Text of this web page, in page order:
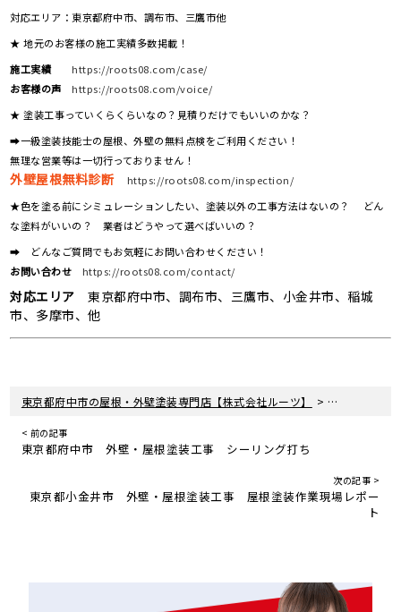
対応エリア：東京都府中市、調布市、三鷹市他
★ 地元のお客様の施工実績多数掲載！
施工実績
https://roots08.com/case/
お客様の声
https://roots08.com/voice/
★ 塗装工事っていくらくらいなの？見積りだけでもいいのかな？
➡一級塗装技能士の屋根、外壁の無料点検をご利用ください！
無理な営業等は一切行っておりません！
外壁屋根無料診断
https://roots08.com/inspection/
★色を塗る前にシミュレーションしたい、塗装以外の工事方法はないの？ どん
な塗料がいいの？ 業者はどうやって選べばいいの？
➡ どんなご質問でもお気軽にお問い合わせください！
お問い合わせ
https://roots08.com/contact/
対応エリア 東京都府中市、調布市、三鷹市、小金井市、稲城
市、多摩市、他
東京都府中市の屋根・外壁塗装専門店【株式会社ルーツ】 > 新着情報
< 前の記事
東京都府中市 外壁・屋根塗装工事 シーリング打ち
次の記事 >
東京都小金井市 外壁・屋根塗装工事 屋根塗装作業現場レポー
ト